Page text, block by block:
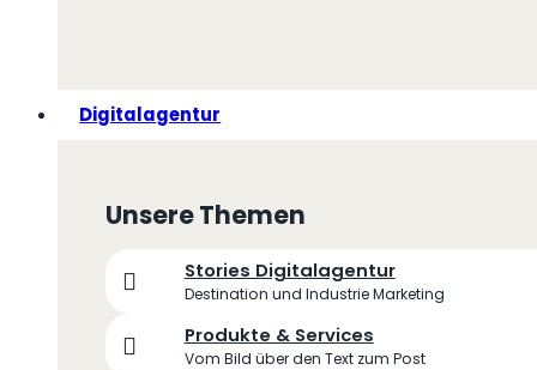
Digitalagentur
Unsere Themen
Stories Digitalagentur
Destination und Industrie Marketing
Produkte & Services
Vom Bild über den Text zum Post